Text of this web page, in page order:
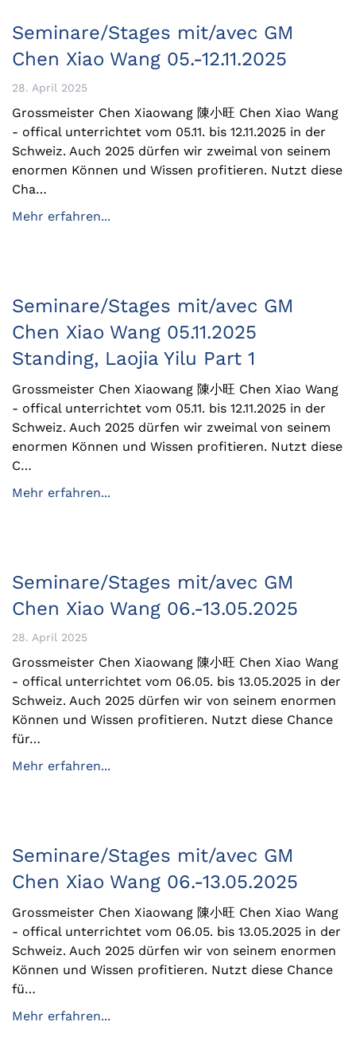
Seminare/Stages mit/avec GM
Chen Xiao Wang 05.-12.11.2025
28. April 2025
Grossmeister Chen Xiaowang 陳小旺 Chen Xiao Wang
- offical unterrichtet vom 05.11. bis 12.11.2025 in der
Schweiz. Auch 2025 dürfen wir zweimal von seinem
enormen Können und Wissen profitieren. Nutzt diese
Cha…
Mehr erfahren...
Seminare/Stages mit/avec GM
Chen Xiao Wang 05.11.2025
Standing, Laojia Yilu Part 1
Grossmeister Chen Xiaowang 陳小旺 Chen Xiao Wang
- offical unterrichtet vom 05.11. bis 12.11.2025 in der
Schweiz. Auch 2025 dürfen wir zweimal von seinem
enormen Können und Wissen profitieren. Nutzt diese
C…
Mehr erfahren...
Seminare/Stages mit/avec GM
Chen Xiao Wang 06.-13.05.2025
28. April 2025
Grossmeister Chen Xiaowang 陳小旺 Chen Xiao Wang
- offical unterrichtet vom 06.05. bis 13.05.2025 in der
Schweiz. Auch 2025 dürfen wir von seinem enormen
Können und Wissen profitieren. Nutzt diese Chance
für…
Mehr erfahren...
Seminare/Stages mit/avec GM
Chen Xiao Wang 06.-13.05.2025
Grossmeister Chen Xiaowang 陳小旺 Chen Xiao Wang
- offical unterrichtet vom 06.05. bis 13.05.2025 in der
Schweiz. Auch 2025 dürfen wir von seinem enormen
Können und Wissen profitieren. Nutzt diese Chance
fü…
Mehr erfahren...